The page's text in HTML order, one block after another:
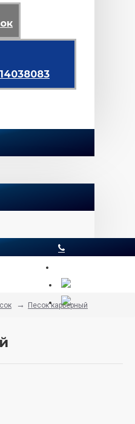
Песок карьерный